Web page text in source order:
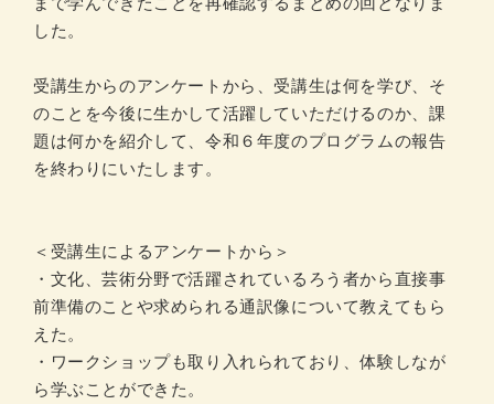
した。
受講生からのアンケートから、受講生は何を学び、そ
のことを今後に生かして活躍していただけるのか、課
題は何かを紹介して、令和６年度のプログラムの報告
を終わりにいたします。
＜受講生によるアンケートから＞
・文化、芸術分野で活躍されているろう者から直接事
前準備のことや求められる通訳像について教えてもら
えた。
・ワークショップも取り入れられており、体験しなが
ら学ぶことができた。